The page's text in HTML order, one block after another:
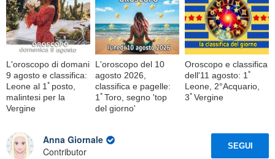
L'oroscopo di domani
9 agosto e classifica:
Leone al 1ﾟposto,
malintesi per la
Vergine
L'oroscopo del 10
agosto 2026,
classifica e pagelle:
1ﾟToro, segno 'top
del giorno'
Oroscopo e classifica
dell'11 agosto: 1ﾟ
Leone, 2°Acquario,
3ﾟVergine
Anna Giornale
Contributor
SEGUI